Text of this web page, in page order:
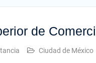
de
Ciudad de México